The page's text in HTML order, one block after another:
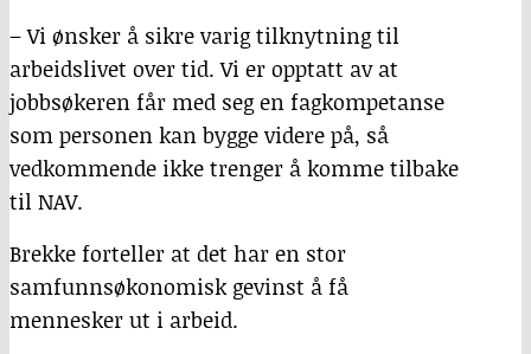
– Vi ønsker å sikre varig tilknytning til
arbeidslivet over tid. Vi er opptatt av at
jobbsøkeren får med seg en fagkompetanse
som personen kan bygge videre på, så
vedkommende ikke trenger å komme tilbake
til NAV.
Brekke forteller at det har en stor
samfunnsøkonomisk gevinst å få
mennesker ut i arbeid.